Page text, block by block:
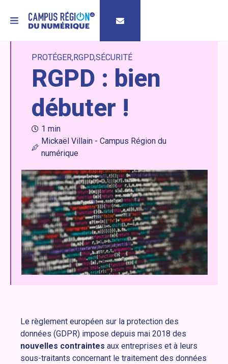
MENU
PROTÉGER RGPDSÉCURITÉ
RGPD : bien
débuter !
1 min
Mickaël Villain - Campus Région du
numérique
Le règlement européen sur la protection des
données (GDPR) impose depuis mai 2018 des
nouvelles contraintes aux entreprises et à leurs
sous-traitants concernant le traitement des données